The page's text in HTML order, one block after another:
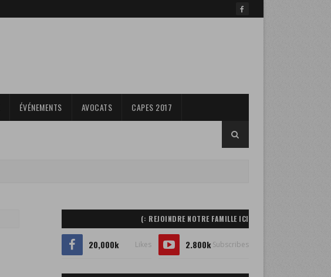
ÉVÉNEMENTS AVOCATS CAPES 2017
REJOINDRE NOTRE FAMILLE ICI :)
20,000k Likes 2.800k Subscribes